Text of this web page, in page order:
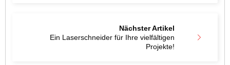
Nächster Artikel
Ein Laserschneider für Ihre vielfältigen
Projekte!